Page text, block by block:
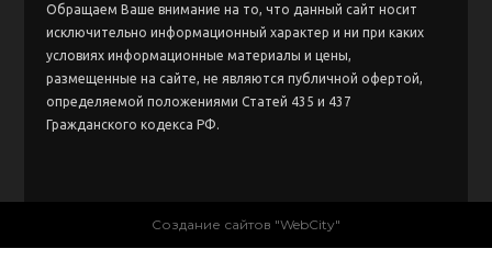
Обращаем Ваше внимание на то, что данный сайт носит
исключительно информационный характер и ни при каких
условиях информационные материалы и цены,
размещенные на сайте, не являются публичной офертой,
определяемой положениями Статей 435 и 437
Гражданского кодекса РФ.
Создание сайтов "WebCity"